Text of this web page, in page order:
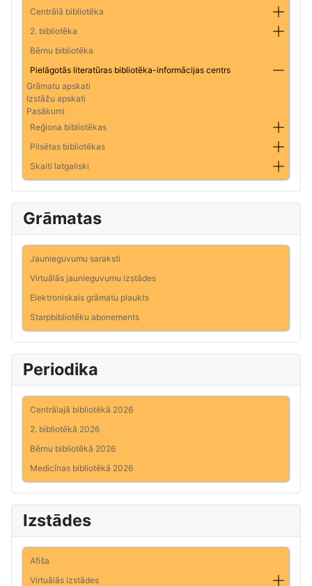
Centrālā bibliotēka
2. bibliotēka
Bērnu bibliotēka
Pielāgotās literatūras bibliotēka-informācijas centrs
Grāmatu apskati
Izstāžu apskati
Pasākumi
Reģiona bibliotēkas
Pilsētas bibliotēkas
Skaiti latgaliski
Grāmatas
Jaunieguvumu saraksti
Virtuālās jaunieguvumu izstādes
Elektroniskais grāmatu plaukts
Starpbibliotēku abonements
Periodika
Centrālajā bibliotēkā 2026
2. bibliotēkā 2026
Bērnu bibliotēkā 2026
Medicīnas bibliotēkā 2026
Izstādes
Afiša
Virtuālās izstādes